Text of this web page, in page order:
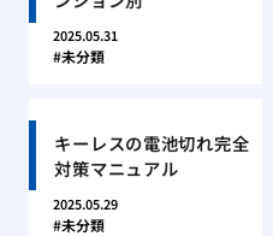
2025.05.31
未分類
キーレスの電池切れ完全
対策マニュアル
2025.05.29
未分類